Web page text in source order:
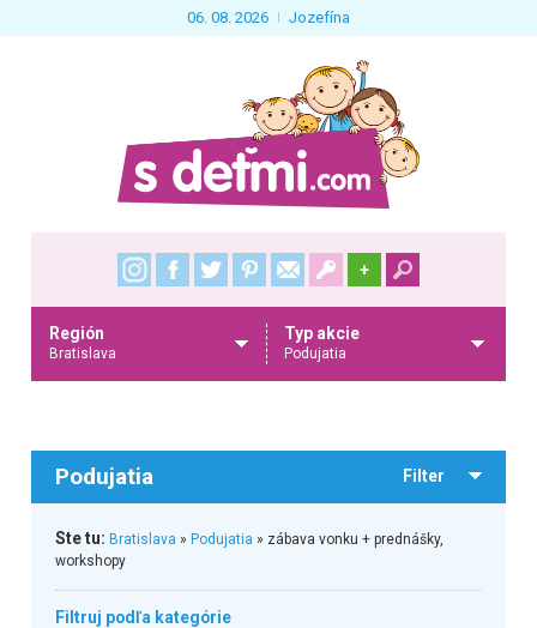
06. 08. 2026 Jozefína
+
Región
Bratislava
Typ akcie
Podujatia
Podujatia Filter
Ste tu: Bratislava » Podujatia » zábava vonku + prednášky,
workshopy
Filtruj podľa kategórie